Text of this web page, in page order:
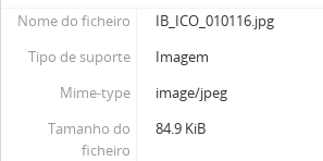
Nome do ficheiro
IB_ICO_010116.jpg
Tipo de suporte
Imagem
Mime-type
image/jpeg
Tamanho do
ficheiro
84.9 KiB